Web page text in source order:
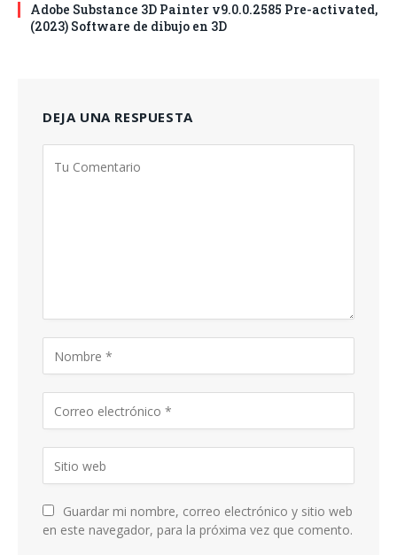
Adobe Substance 3D Painter v9.0.0.2585 Pre-activated,
(2023) Software de dibujo en 3D
DEJA UNA RESPUESTA
Guardar mi nombre, correo electrónico y sitio web
en este navegador, para la próxima vez que comento.